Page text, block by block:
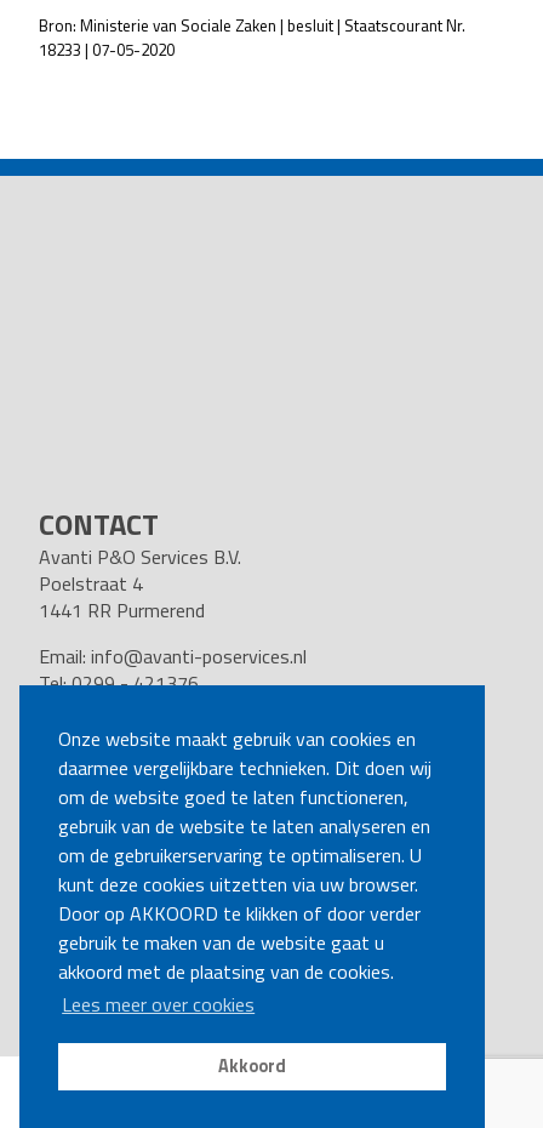
Onze website maakt gebruik van cookies en
daarmee vergelijkbare technieken. Dit doen wij
om de website goed te laten functioneren,
gebruik van de website te laten analyseren en
om de gebruikerservaring te optimaliseren. U
kunt deze cookies uitzetten via uw browser.
Door op AKKOORD te klikken of door verder
gebruik te maken van de website gaat u
akkoord met de plaatsing van de cookies.
Lees meer over cookies
Akkoord
Bron: Ministerie van Sociale Zaken | besluit | Staatscourant Nr.
18233 | 07-05-2020
NAVIGATION
CONTACT
Avanti P&O Services B.V.
Poelstraat 4
1441 RR Purmerend
Email: info@avanti-poservices.nl
Tel: 0299 - 421376
Kvk nummer: 37140121
VOLG ONS
BEL MIJ TERUG
MAAK EEN AFSPRAAK
Disclaimer|Privacy|Cookies